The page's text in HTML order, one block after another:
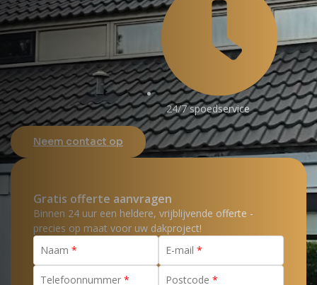
24/7 spoedservice
Neem contact op
Gratis offerte aanvragen
Binnen 24 uur een heldere, vrijblijvende offerte -
precies op maat voor uw dakproject!
Naam
E-mail
Telefoonnummer Postcode